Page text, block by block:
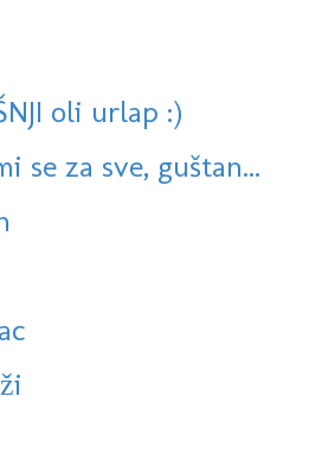
oli urlap :)
se za sve, guštan...